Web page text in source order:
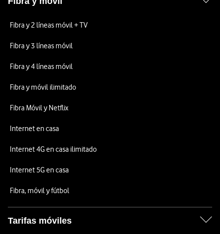
Fibra y 2 líneas móvil + TV
Fibra y 3 líneas móvil
Fibra y 4 líneas móvil
Fibra y móvil ilimitado
Fibra Móvil y Netflix
Internet en casa
Internet 4G en casa ilimitado
Internet 5G en casa
Fibra, móvil y fútbol
Tarifas móviles